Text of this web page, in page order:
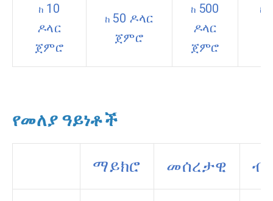
ከ 10
ዶላር
ጀምሮ
ከ 50 ዶላር
ጀምሮ
ከ 500
ዶላር
ጀምሮ
ከ
የመለያ ዓይነቶች
ማይክሮ መሰረታዊ